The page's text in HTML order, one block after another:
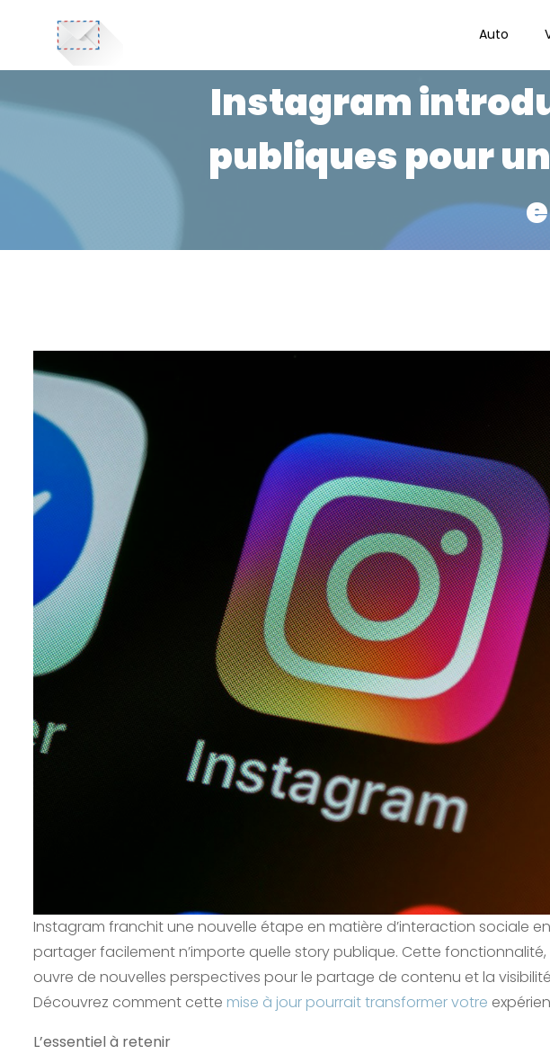
Auto
Instagram
publiques pour
Instagram franchit une nouvelle étape en matière d’interaction sociale
partager facilement n’importe quelle story publique. Cette fonctionnalité,
ouvre de nouvelles perspectives pour le partage de contenu et la
Découvrez comment cette mise à jour pourrait transformer votre
L’essentiel à retenir